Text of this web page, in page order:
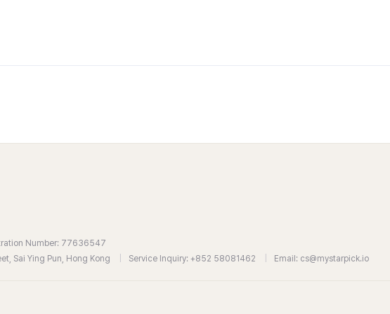
Number: 77636547
Sai Ying Pun, Hong Kong
Service Inquiry: +852 58081462 Email: cs@mystarpick.io